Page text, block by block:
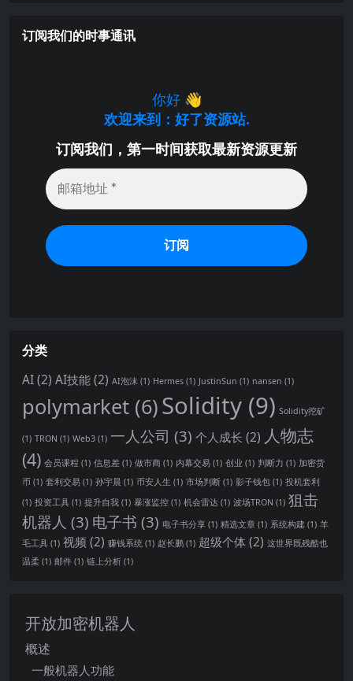
订阅我们的时事通讯
你好👋
欢迎来到：好了资源站.
订阅我们，第一时间获取最新资源更新
分类
AI(2) AI技能(2) AI泡沫 (1) Hermes (1) JustinSun (1) nansen (1)
polymarket (6)Solidity (9) Solidity挖矿
(1) TRON (1) Web3 (1) 一人公司 (3) 个人成长 (2) 人物志
(4) 会员课程 (1) 信息差 (1) 做市商 (1) 内幕交易 (1) 创业 (1) 判断力 (1) 加密货
币 (1) 套利交易 (1) 孙宇晨 (1) 币安人生 (1) 市场判断 (1) 影子钱包 (1) 投机套利
(1) 投资工具 (1) 提升自我 (1) 暴涨监控 (1) 机会雷达 (1) 波场TRON (1) 狙击
机器人 (3) 电子书 (3) 电子书分享 (1) 精选文章 (1) 系统构建 (1) 羊
毛工具 (1) 视频 (2) 赚钱系统 (1) 赵长鹏 (1) 超级个体(2) 这世界既残酷也
温柔 (1) 邮件 (1) 链上分析 (1)
开放加密机器人
概述
一般机器人功能